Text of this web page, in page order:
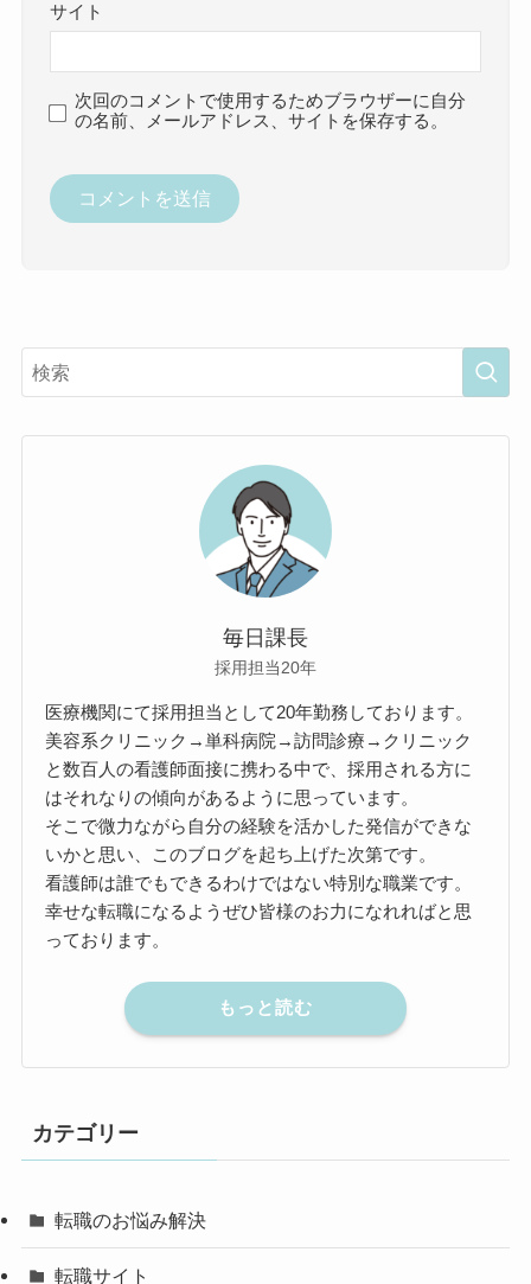
サイト
次回のコメントで使用するためブラウザーに自分
の名前、メールアドレス、サイトを保存する。
毎日課長
採用担当20年
医療機関にて採用担当として20年勤務しております。
美容系クリニック→単科病院→訪問診療→クリニック
と数百人の看護師面接に携わる中で、採用される方に
はそれなりの傾向があるように思っています。
そこで微力ながら自分の経験を活かした発信ができな
いかと思い、このブログを起ち上げた次第です。
看護師は誰でもできるわけではない特別な職業です。
幸せな転職になるようぜひ皆様のお力になれればと思
っております。
もっと読む
カテゴリー
転職のお悩み解決
転職サイト